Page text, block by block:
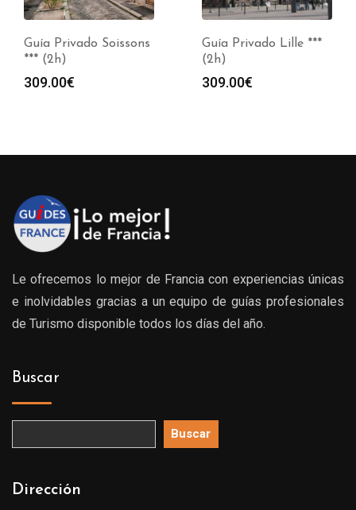
Guía Privado Soissons
*** (2h)
309.00€
Guía Privado Lille ***
(2h)
309.00€
Le ofrecemos lo mejor de Francia con experiencias únicas
e inolvidables gracias a un equipo de guías profesionales
de Turismo disponible todos los días del año.
Buscar
Buscar
Dirección